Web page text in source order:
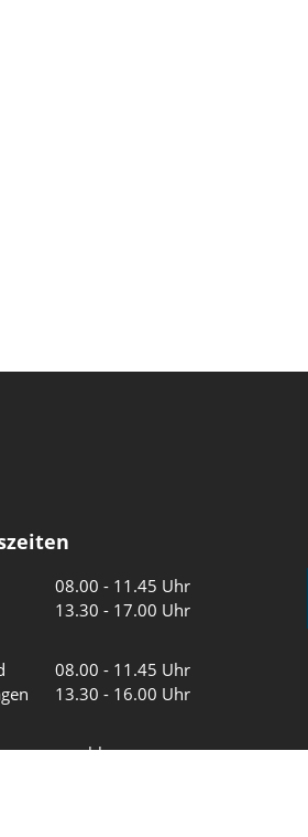
08.00 - 11.45 Uhr
13.30 - 17.00 Uhr
08.00 - 11.45 Uhr
13.30 - 16.00 Uhr
geschlossen